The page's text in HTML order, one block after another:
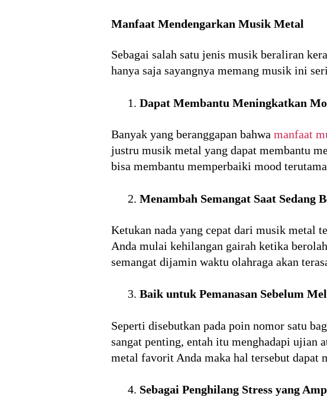
Manfaat Mendengarkan Musik Metal
Sebagai salah satu jenis musik beraliran
hanya saja sayangnya memang musik ini
Dapat Membantu Meningkatkan
Banyak yang beranggapan bahwa manfaat
justru musik metal yang dapat membantu
bisa membantu memperbaiki mood
Menambah Semangat Saat Sedang
Ketukan nada yang cepat dari musik metal
Anda mulai kehilangan gairah ketika
semangat dijamin waktu olahraga akan
Baik untuk Pemanasan Sebelum
Seperti disebutkan pada poin nomor satu
sangat penting, entah itu menghadapi ujian
metal favorit Anda maka hal tersebut dapat
Sebagai Penghilang Stress yang